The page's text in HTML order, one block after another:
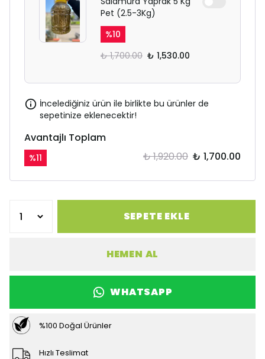
Pet (2.5-3Kg)
%10
₺ 1,700.00 ₺ 1,530.00
İncelediğiniz ürün ile birlikte bu ürünler de
sepetinize eklenecektir!
Avantajlı Toplam
%11 ₺ 1,920.00 ₺ 1,700.00
SEPETE EKLE
HEMEN AL
WHATSAPP
%100 Doğal Ürünler
Hızlı Teslimat